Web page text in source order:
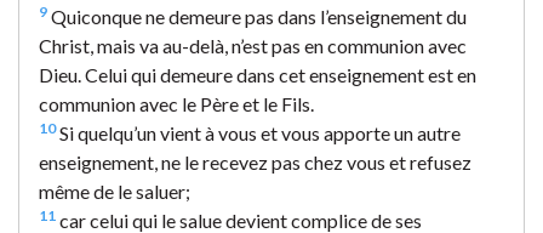
9 Quiconque ne demeure pas dans l’enseignement du
Christ, mais va au-delà, n’est pas en communion avec
Dieu. Celui qui demeure dans cet enseignement est en
communion avec le Père et le Fils.
10Si quelqu’un vient à vous et vous apporte un autre
enseignement, ne le recevez pas chez vous et refusez
même de le saluer;
11 car celui qui le salue devient complice de ses